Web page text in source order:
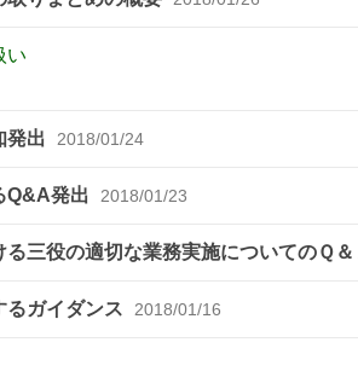
い
発出 2018/01/24
Q&A発出 2018/01/23
三役の適切な業務実施についてのＱ
るガイダンス 2018/01/16